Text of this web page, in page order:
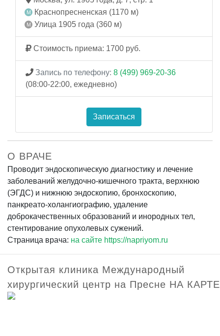
Краснопресненская (1170 м)
Улица 1905 года (360 м)
Стоимость приема: 1700 руб.
Запись по телефону: 8 (499) 969-20-36
(08:00-22:00, ежедневно)
Записаться
О ВРАЧЕ
Проводит эндоскопическую диагностику и лечение
заболеваний желудочно-кишечного тракта, верхнюю
(ЭГДС) и нижнюю эндоскопию, бронхоскопию,
панкреато-холангиографию, удаление
доброкачественных образований и инородных тел,
стентирование опухолевых сужений.
Страница врача: на сайте https://napriyom.ru
Открытая клиника Международный
хирургический центр на Пресне НА КАРТЕ